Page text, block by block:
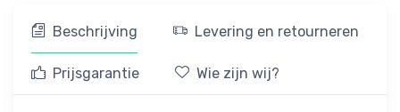
Beschrijving Levering en retourneren
Prijsgarantie Wie zijn wij?